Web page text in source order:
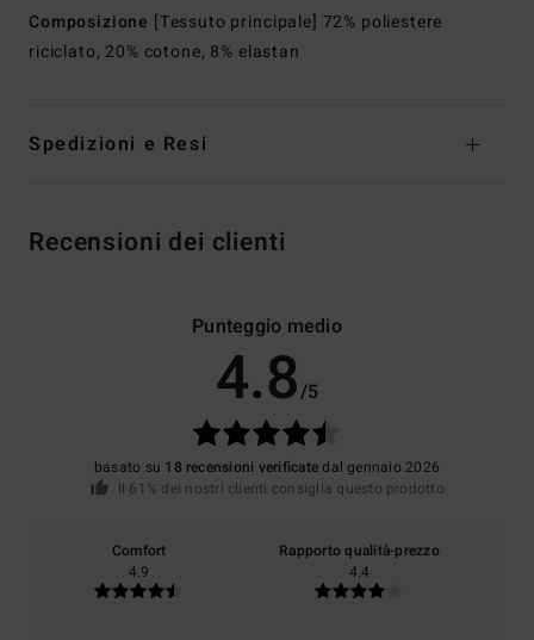
Composizione [Tessuto principale] 72% poliestere
riciclato, 20% cotone, 8% elastan
Spedizioni e Resi
Recensioni dei clienti
Punteggio medio
4.8/5
basato su 18 recensioni verificatedal gennaio 2026
Il 61% dei nostri clienti consiglia questo prodotto
Comfort
4.9
Rapporto qualità-prezzo
4.4